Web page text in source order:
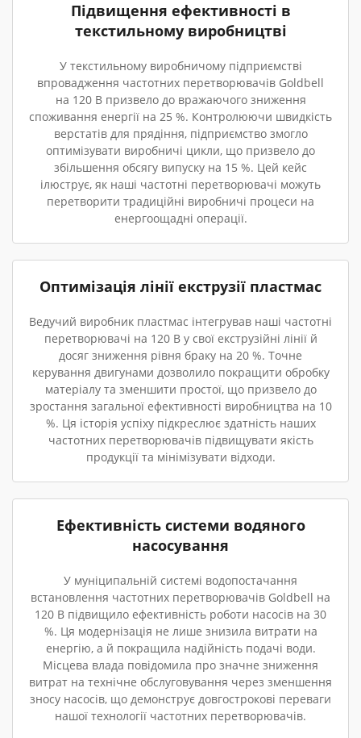
Підвищення ефективності в
текстильному виробництві
У текстильному виробничому підприємстві
впровадження частотних перетворювачів Goldbell
на 120 В призвело до вражаючого зниження
споживання енергії на 25 %. Контролюючи швидкість
верстатів для прядіння, підприємство змогло
оптимізувати виробничі цикли, що призвело до
збільшення обсягу випуску на 15 %. Цей кейс
ілюструє, як наші частотні перетворювачі можуть
перетворити традиційні виробничі процеси на
енергоощадні операції.
Оптимізація лінії екструзії пластмас
Ведучий виробник пластмас інтегрував наші частотні
перетворювачі на 120 В у свої екструзійні лінії й
досяг зниження рівня браку на 20 %. Точне
керування двигунами дозволило покращити обробку
матеріалу та зменшити простої, що призвело до
зростання загальної ефективності виробництва на 10
%. Ця історія успіху підкреслює здатність наших
частотних перетворювачів підвищувати якість
продукції та мінімізувати відходи.
Ефективність системи водяного
насосування
У муніципальній системі водопостачання
встановлення частотних перетворювачів Goldbell на
120 В підвищило ефективність роботи насосів на 30
%. Ця модернізація не лише знизила витрати на
енергію, а й покращила надійність подачі води.
Місцева влада повідомила про значне зниження
витрат на технічне обслуговування через зменшення
зносу насосів, що демонструє довгострокові переваги
нашої технології частотних перетворювачів.